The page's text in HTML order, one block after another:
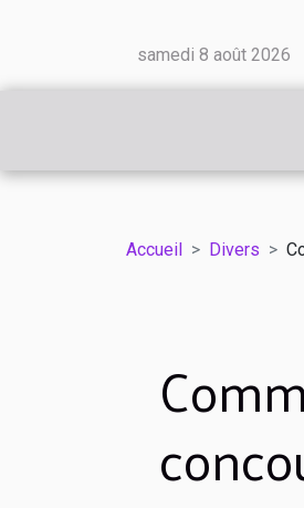
samedi 8 août 2026
Accueil Divers